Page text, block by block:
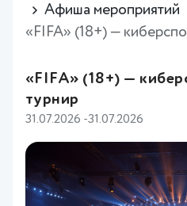
Афиша мероприятий
«FIFA» (18+) —
«FIFA» (18+) —
турнир
31.07.2026 -31.07.2026